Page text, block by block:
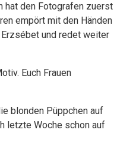
hat den Fotografen zuerst
empört mit den Händen
und redet weiter
Euch Frauen
blonden Püppchen auf
letzte Woche schon auf